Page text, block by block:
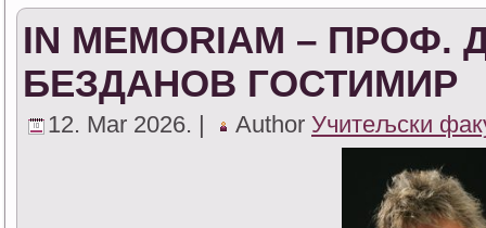
IN MEMORIAM –
БЕЗДАНОВ ГОСТИМИР
12. Mar 2026. | Author Учитељски